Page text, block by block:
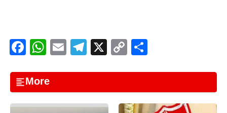
F
c
e
W
at
s
E
ail
T
e
gr
X C
p
y
ar
e
More